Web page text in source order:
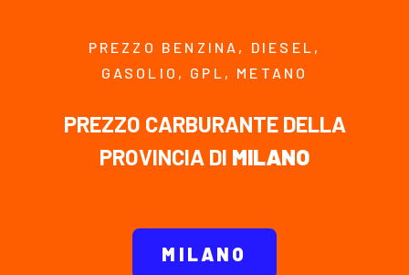
PREZZO BENZINA, DIESEL,
GASOLIO, GPL, METANO
PREZZO CARBURANTE DELLA
PROVINCIA DI MILANO
MILANO